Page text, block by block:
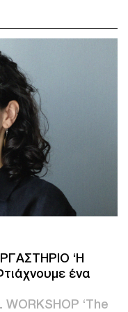
‘Η
ένα
WORKSHOP ‘The